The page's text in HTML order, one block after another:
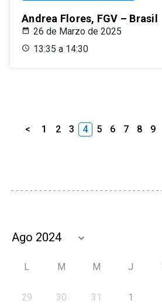
Andrea Flores, FGV – Brasil
26 de Marzo de 2025
13:35 a 14:30
< 1 2 3 4 5 6 7 8 9
L M M J
29 30 31 1